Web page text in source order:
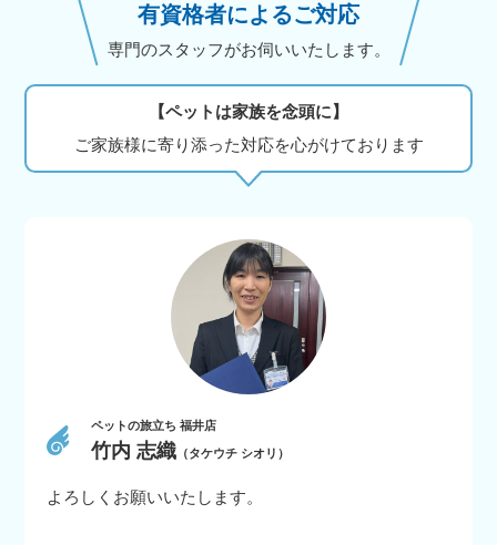
有資格者によるご対応
専門のスタッフがお伺いいたします。
【ペットは家族を念頭に】
ご家族様に寄り添った対応を心がけております
ペットの旅立ち 福井店
竹内 志織 （タケウチ シオリ）
よろしくお願いいたします。